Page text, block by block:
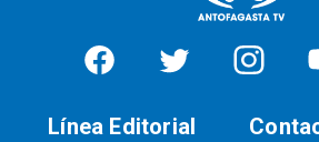
Línea Editorial